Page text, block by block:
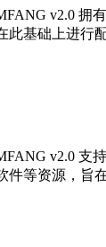
v2.0 拥
此基础上进行
v2.0 支
件等资源，旨